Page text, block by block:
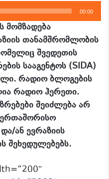
00:00
მომზადება
თანამშრომლობის
შვედეთის
სააგენტოს (SIDA)
რადიო ბლოგების
რადიო ჰერეთი.
შეიძლება არ
ან ევრაზიის
შეხედულებებს.